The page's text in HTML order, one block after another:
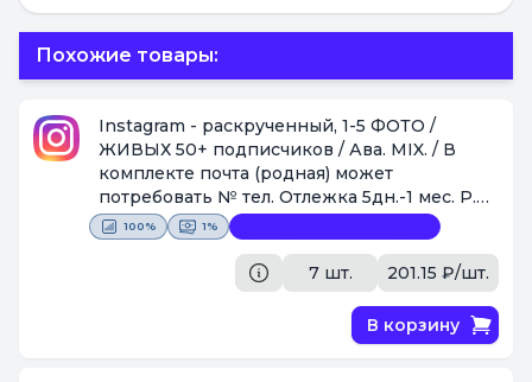
Похожие товары:
Instagram - раскрученный, 1-5 ФОТО /
ЖИВЫХ 50+ подписчиков / Ава. MIX. / В
комплекте почта (родная) может
потребовать № тел. Отлежка 5дн.-1 мес. P.S.
Так же по количеству подписчиков может
быть ,как + так и небольшой - .
[Поставщик #44]
100% 1%
7 шт. 201.15 ₽/шт.
В корзину